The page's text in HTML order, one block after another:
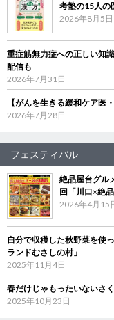
考塾の15人の
2026年8月5日
重症筋無力症への正しい知
配信も
2026年7月31日
【がんを生きる緩和ケア医
2026年7月28日
フェスティバル
絶品屋台グル
回「川口×絶
2026年4月15
自分で収穫した秋野菜を使
ランドむさしの村」
2025年11月4日
春だけじゃもったいないさ
2025年10月23日